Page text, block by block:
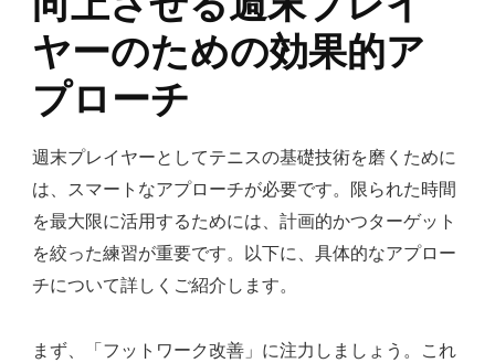
ヤーのための効果的ア
プローチ
週末プレイヤーとしてテニスの基礎技術を磨くために
は、スマートなアプローチが必要です。限られた時間
を最大限に活用するためには、計画的かつターゲット
を絞った練習が重要です。以下に、具体的なアプロー
チについて詳しくご紹介します。
まず、「フットワーク改善」に注力しましょう。これ